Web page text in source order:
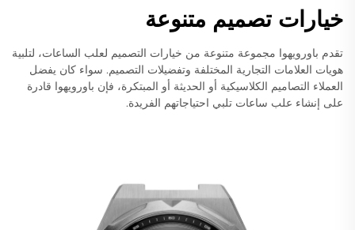
خيارات تصميم متنوعة
تقدم باورويهوا مجموعة متنوعة من خيارات التصميم لعلب الساعات، لتلبية
هويات العلامات التجارية المختلفة وتفضيلات التصميم. سواء كان يفضل
العملاء التصاميم الكلاسيكية أو الحديثة أو المبتكرة، فإن باورويهوا قادرة
على إنشاء علب ساعات تلبي احتياجاتهم الفريدة.